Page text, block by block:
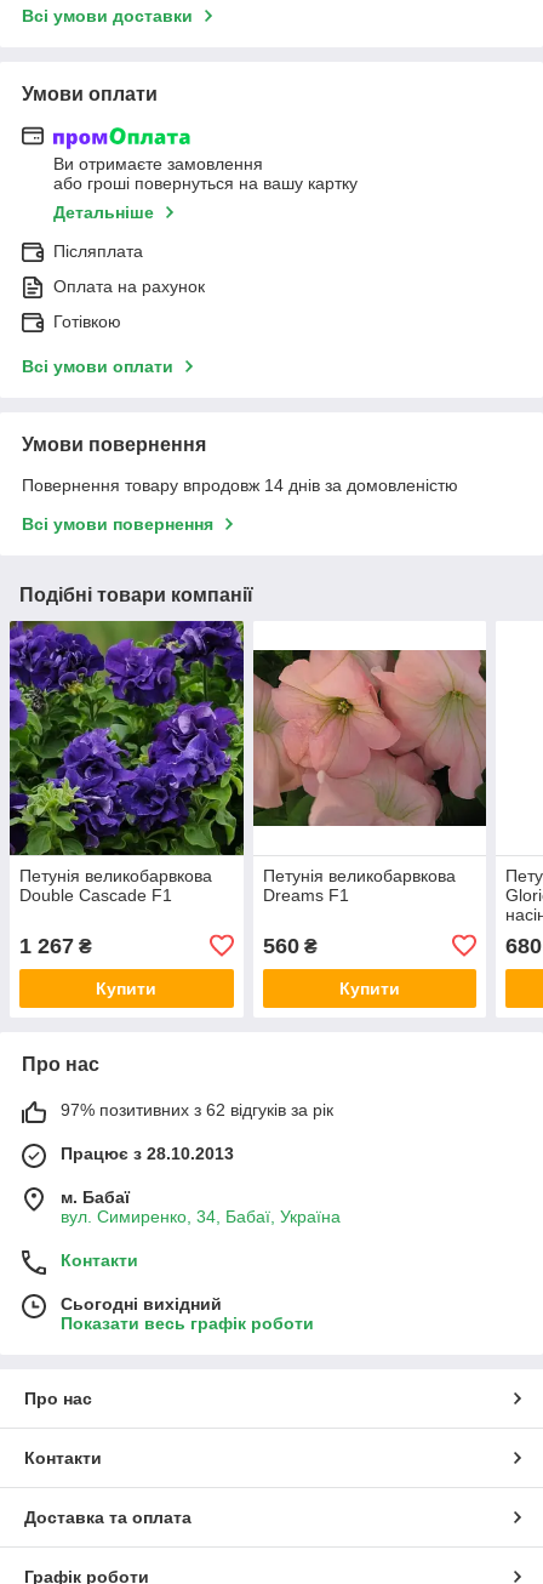
Всі умови доставки
Умови оплати
Ви отримаєте замовлення
або гроші повернуться на вашу картку
Детальніше
Післяплата
Оплата на рахунок
Готівкою
Всі умови оплати
Умови повернення
Повернення товару впродовж 14 днів за домовленістю
Всі умови повернення
Подібні товари компанії
Петунія великобарвкова
Double Cascade F1
1 267 ₴
Купити
Петунія великобарвкова
Dreams F1
560₴
Купити
680
Про нас
97% позитивних з 62 відгуків за рік
Працює з 28.10.2013
м. Бабаї
вул. Симиренко, 34, Бабаї, Україна
Контакти
Сьогодні вихідний
Показати весь графік роботи
Про нас
Контакти
Доставка та оплата
Графік роботи